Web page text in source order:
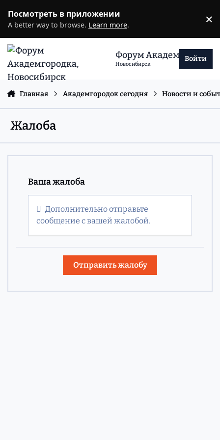
Посмотреть в приложении
A better way to browse. Learn more. ×
Форум Академгородка
Новосибирск
Войти
Главная Академгородок сегодня Новости и
Жалоба
Ваша жалоба
Дополнительно отправьте
сообщение с вашей жалобой.
Отправить жалобу